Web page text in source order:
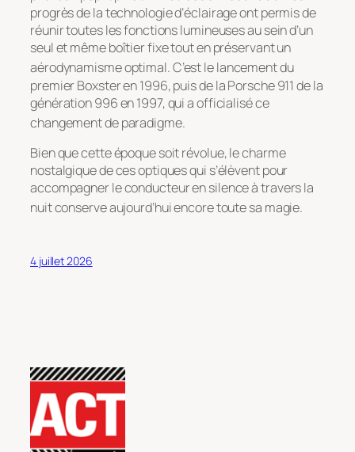
progrès de la technologie d’éclairage ont permis de
réunir toutes les fonctions lumineuses au sein d’un
seul et même boîtier fixe tout en préservant un
aérodynamisme optimal. C’est le lancement du
premier Boxster en 1996, puis de la Porsche 911 de la
génération 996 en 1997, qui a officialisé ce
changement de paradigme.
Bien que cette époque soit révolue, le charme
nostalgique de ces optiques qui s’élèvent pour
accompagner le conducteur en silence à travers la
nuit conserve aujourd’hui encore toute sa magie.
4 juillet 2026